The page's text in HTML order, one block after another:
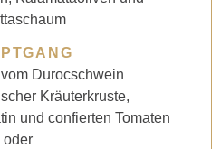
Durocschwein
Kräuterkruste,
und confierten Tomaten
oder